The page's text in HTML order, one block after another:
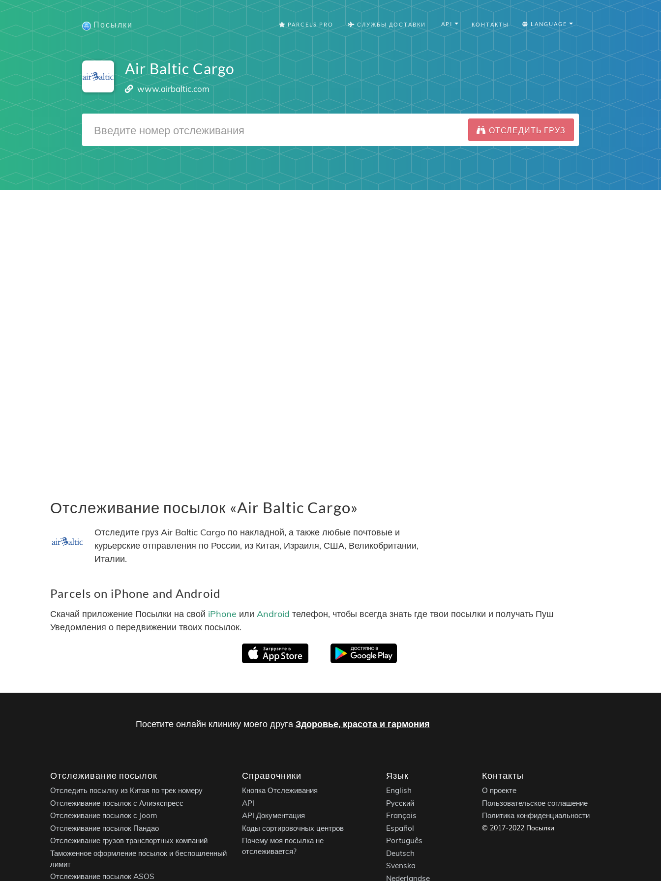
Посылки PARCELS PRO СЛУЖБЫ ДОСТАВКИ API КОНТАКТЫ LANGUAGE
Air Baltic Cargo
www.airbaltic.com
ОТСЛЕДИТЬ ГРУЗ
Отслеживание посылок «Air Baltic Cargo»
Отследите груз Air Baltic Cargo по накладной, а также любые почтовые и
курьерские отправления по России, из Китая, Израиля, США, Великобритании,
Италии.
Parcels on iPhone and Android
Скачай приложение Посылки на свой iPhone или Android телефон, чтобы всегда знать где твои посылки и получать Пуш
Уведомления о передвижении твоих посылок.
Посетите онлайн клинику моего друга Здоровье, красота и гармония
Отслеживание посылок
Отследить посылку из Китая по трек номеру
Отслеживание посылок с Алиэкспресс
Отслеживание посылок с Joom
Отслеживание посылок Пандао
Отслеживание грузов транспортных компаний
Таможенное оформление посылок и беспошленный
лимит
Отслеживание посылок ASOS
Справочники
Кнопка Отслеживания
API
API Документация
Коды сортировочных центров
Почему моя посылка не
отслеживается?
Язык
English
Русский
Français
Español
Português
Deutsch
Svenska
Nederlandse
Контакты
О проекте
Пользовательское соглашение
Политика конфиденциальности
© 2017-2022 Посылки